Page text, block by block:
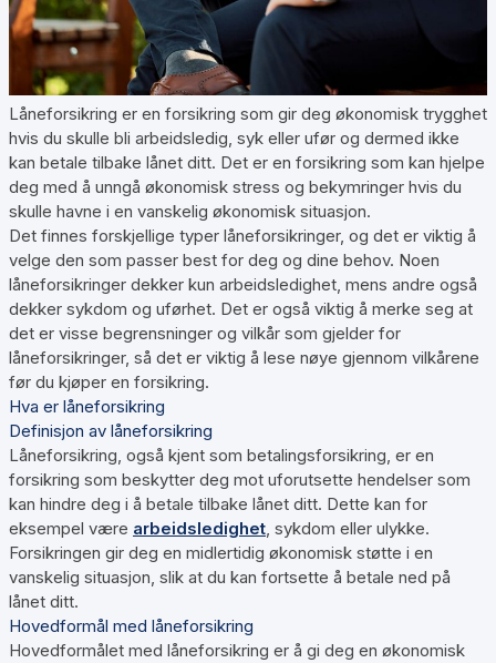
Låneforsikring er en forsikring som gir deg økonomisk trygghet
hvis du skulle bli arbeidsledig, syk eller ufør og dermed ikke
kan betale tilbake lånet ditt. Det er en forsikring som kan hjelpe
deg med å unngå økonomisk stress og bekymringer hvis du
skulle havne i en vanskelig økonomisk situasjon.
Det finnes forskjellige typer låneforsikringer, og det er viktig å
velge den som passer best for deg og dine behov. Noen
låneforsikringer dekker kun arbeidsledighet, mens andre også
dekker sykdom og uførhet. Det er også viktig å merke seg at
det er visse begrensninger og vilkår som gjelder for
låneforsikringer, så det er viktig å lese nøye gjennom vilkårene
før du kjøper en forsikring.
Hva er låneforsikring
Definisjon av låneforsikring
Låneforsikring, også kjent som betalingsforsikring, er en
forsikring som beskytter deg mot uforutsette hendelser som
kan hindre deg i å betale tilbake lånet ditt. Dette kan for
eksempel være arbeidsledighet, sykdom eller ulykke.
Forsikringen gir deg en midlertidig økonomisk støtte i en
vanskelig situasjon, slik at du kan fortsette å betale ned på
lånet ditt.
Hovedformål med låneforsikring
Hovedformålet med låneforsikring er å gi deg en økonomisk